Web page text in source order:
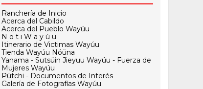
Ranchería de Inicio
Acerca del Cabildo
Acerca del Pueblo Wayúu
N o t i W a y ú u
Itinerario de Victimas Wayúu
Tienda Wayúu Nóüna
Yanama - Sutsüin Jieyuu Wayúu - Fuerza de
Mujeres Wayúu
Pütchi - Documentos de Interés
Galería de Fotografías Wayúu